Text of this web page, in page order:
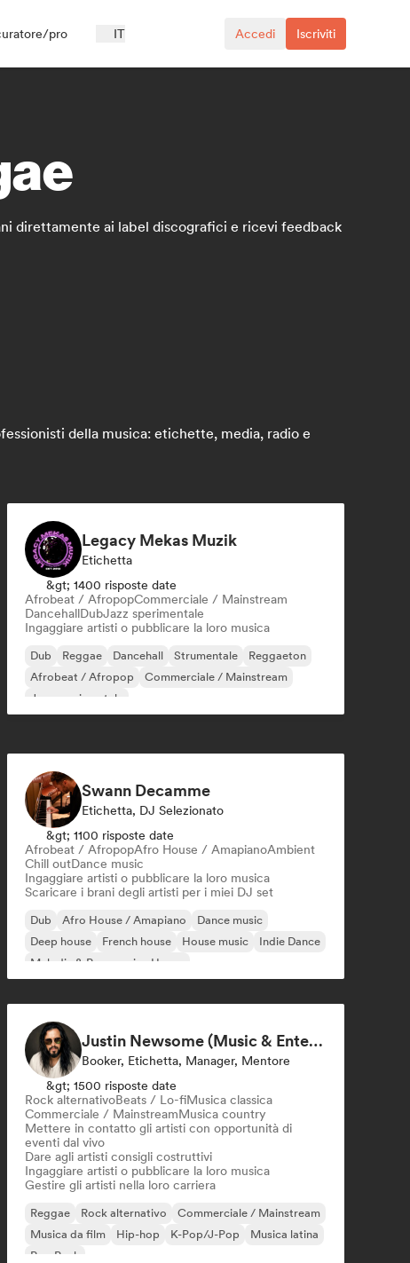
pro IT Accedi Iscriviti
direttamente ai label discografici e ricevi feedback
della musica: etichette, media, radio e
Legacy Mekas Muzik
Etichetta
&gt; 1400 risposte date
Afrobeat / AfropopCommerciale / Mainstream
DancehallDubJazz sperimentale
Ingaggiare artisti o pubblicare la loro musica
Dub Reggae Dancehall Strumentale
Reggaeton
Afrobeat / Afropop
Commerciale / Mainstream
Jazz sperimentale
Swann Decamme
Etichetta, DJ Selezionato
&gt; 1100 risposte date
Afrobeat / AfropopAfro House / AmapianoAmbient
Chill outDance music
Ingaggiare artisti o pubblicare la loro musica
Scaricare i brani degli artisti per i miei DJ set
Dub Afro House / Amapiano
Dance music
Deep house
French house House music
Indie Dance
Melodic & Progressive House
Justin Newsome (Music & Entertainment Executive | A&R, Artist Development & Partnerships | Applied AI & Systems Strategy)
Booker, Etichetta, Manager, Mentore
&gt; 1500 risposte date
Rock alternativoBeats / Lo-fiMusica classica
Commerciale / MainstreamMusica country
Mettere in contatto gli artisti con opportunità di
eventi dal vivo
Dare agli artisti consigli costruttivi
Ingaggiare artisti o pubblicare la loro musica
Gestire gli artisti nella loro carriera
Reggae Rock alternativo
Commerciale / Mainstream
Musica da film
Hip-hop K-Pop/J-Pop
Musica latina
Pop Punk